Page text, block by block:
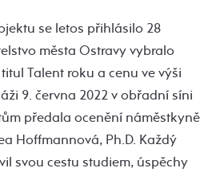
se letos přihlásilo 28
města Ostravy vybralo
Talent roku a cenu ve výši
9. června 2022 v obřadní síni
předala ocenění náměstkyně
Hoffmannová, Ph.D. Každý
svou cestu studiem, úspěchy